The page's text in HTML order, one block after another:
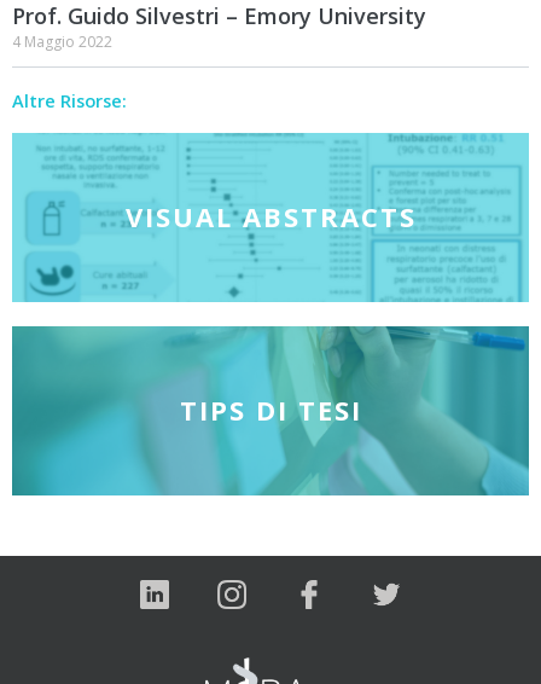
Prof. Guido Silvestri – Emory University
4 Maggio 2022
Altre Risorse:
VISUAL ABSTRACTS
TIPS DI TESI